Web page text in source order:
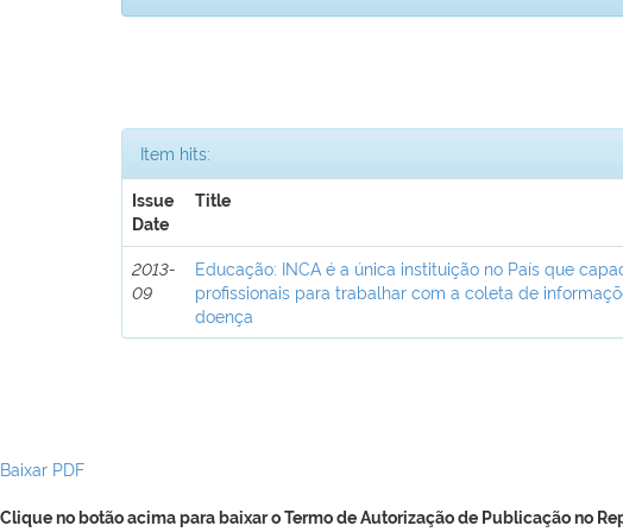
Item hits:
Issue
Date
Title
2013-
09
Educação: INCA é a única instituição no País que
profissionais para trabalhar com a coleta de
doença
Baixar PDF
Clique no botão acima para baixar o Termo de Autorização de Publicação no